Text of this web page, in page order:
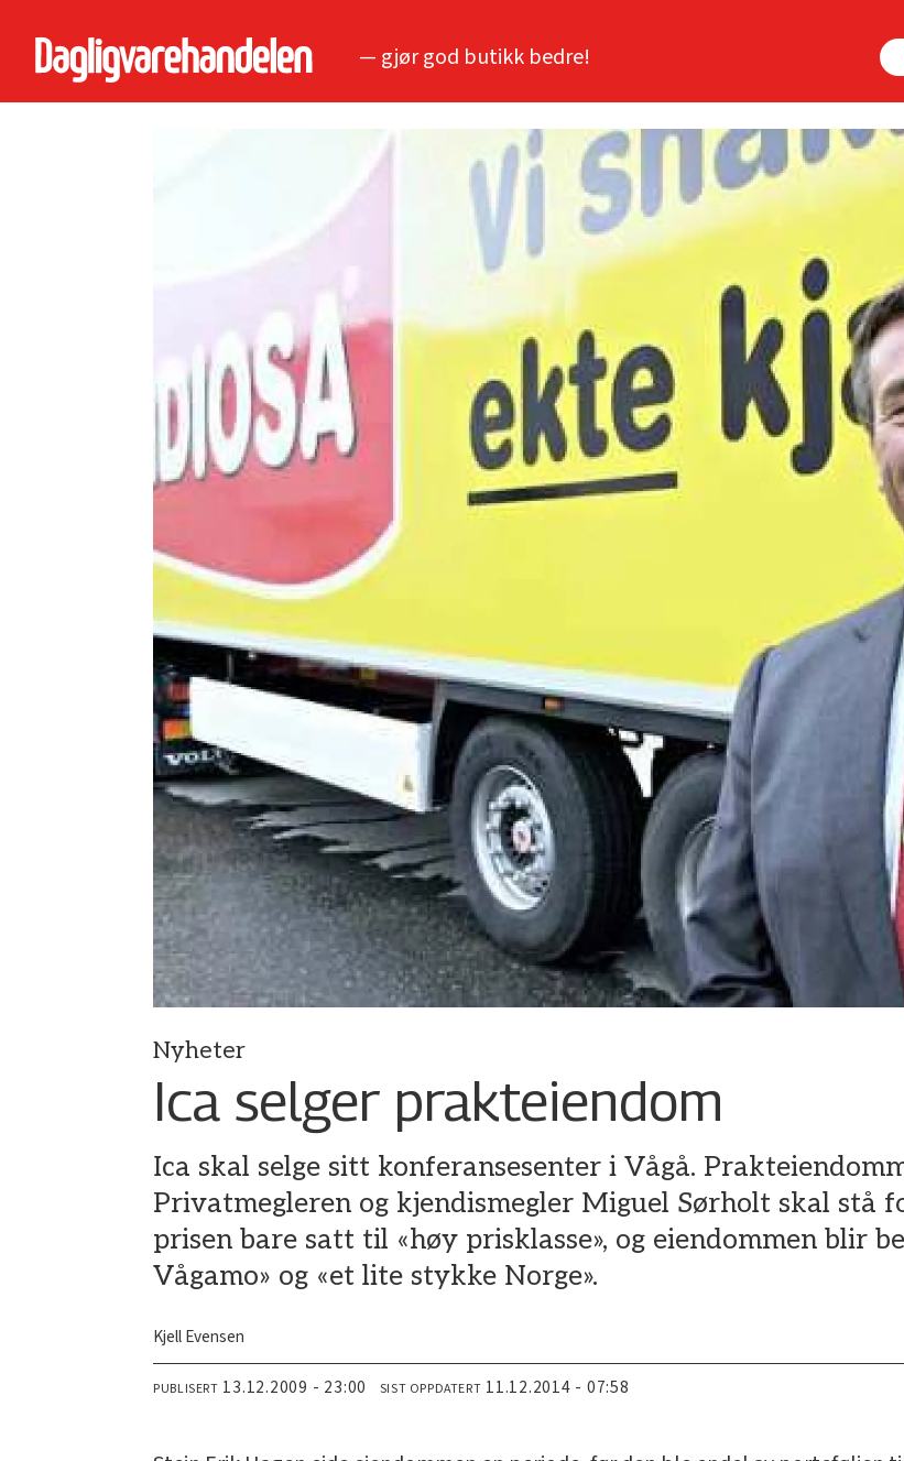
— gjør god butikk bedre!
Nyheter
Ica selger prakteiendom
Ica skal selge sitt konferansesenter i Vågå.
Privatmegleren og kjendismegler Miguel Sørholt skal stå
prisen bare satt til «høy prisklasse», og eiendommen blir
Vågamo» og «et lite stykke Norge».
Kjell Evensen
PUBLISERT 13.12.2009 - 23:00 SIST OPPDATERT 11.12.2014 - 07:58